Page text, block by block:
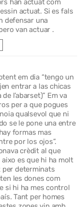
han actuat com
actuat. Si es fals
defensar una
van actuar .
em dia “tengo un
entrar a las chicas
l’abarset)” Em va
per a que pogues
qualsevol que ni
se le pone una entre
formas mas
por los ojos”.
crèdit al que
es que hi ha molt
per determinats
les dones com
si hi ha mes control
Tant per homes